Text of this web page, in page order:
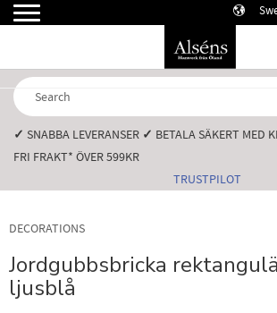
✓ SNABBA LEVERANSER️ ✓ BETALA SÄKERT MED
FRI FRAKT* ÖVER 599KR️
TRUSTPILOT
DECORATIONS
Jordgubbsbricka
ljusblå